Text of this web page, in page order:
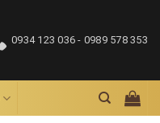
0934 123 036 - 0989 578 353